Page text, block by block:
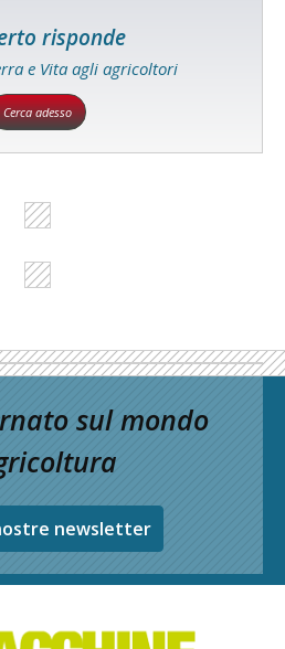
risponde
e Vita agli agricoltori
Cerca adesso
sul mondo
newsletter